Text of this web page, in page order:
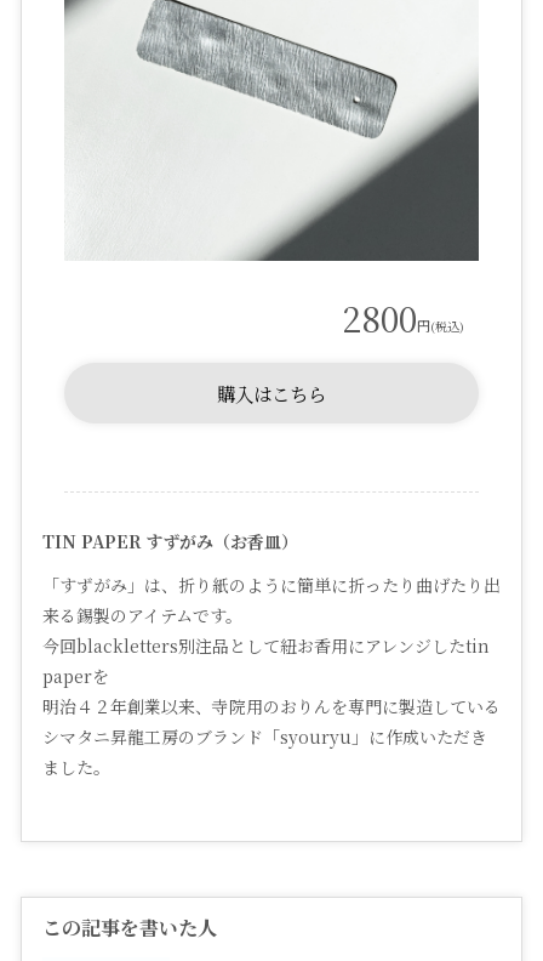
2800円(税込)
購入はこちら
TIN PAPER すずがみ（お香皿）
「すずがみ」は、折り紙のように簡単に折ったり曲げたり出
来る錫製のアイテムです。
今回blackletters別注品として紐お香用にアレンジしたtin
paperを
明治４２年創業以来、寺院用のおりんを専門に製造している
シマタニ昇龍工房のブランド「syouryu」に作成いただき
ました。
この記事を書いた人